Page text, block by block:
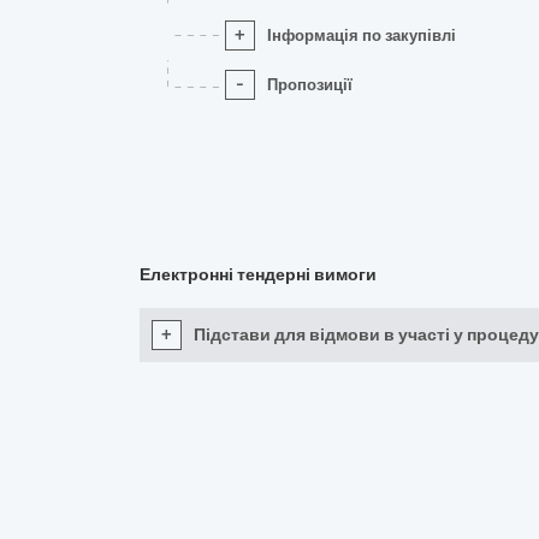
+ Інформація по закупівлі
- Пропозиції
Електронні тендерні вимоги
+ Підстави для відмови в участі у